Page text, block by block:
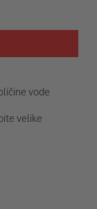
vode
velike